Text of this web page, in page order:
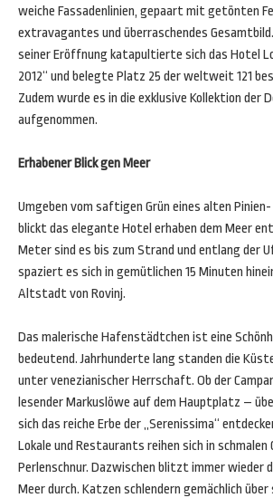
weiche Fassadenlinien, gepaart mit getönten
extravagantes und überraschendes
seiner Eröffnung katapultierte sich das Hotel
2012“ und belegte Platz 25 der weltweit 121
Zudem wurde es in die exklusive Kollektion der
aufgenommen.
Erhabener Blick gen Meer
Umgeben vom saftigen Grün eines alten
blickt das elegante Hotel erhaben dem Meer
Meter sind es bis zum Strand und entlang der
spaziert es sich in gemütlichen 15 Minuten
Altstadt von Rovinj.
Das malerische Hafenstädtchen ist eine
bedeutend. Jahrhunderte lang standen die
unter venezianischer Herrschaft. Ob der
lesender Markuslöwe auf dem Hauptplatz –
sich das reiche Erbe der „Serenissima“
Lokale und Restaurants reihen sich in schmalen
Perlenschnur. Dazwischen blitzt immer wieder
Meer durch. Katzen schlendern gemächlich